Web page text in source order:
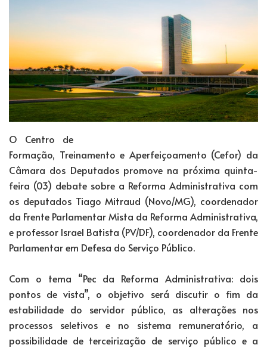
O Centro de
Formação, Treinamento e Aperfeiçoamento (Cefor) da
Câmara dos Deputados promove na próxima quinta-
feira (03) debate sobre a Reforma Administrativa com
os deputados Tiago Mitraud (Novo/MG), coordenador
da Frente Parlamentar Mista da Reforma Administrativa,
e professor Israel Batista (PV/DF), coordenador da Frente
Parlamentar em Defesa do Serviço Público.
Com o tema “Pec da Reforma Administrativa: dois
pontos de vista”, o objetivo será discutir o fim da
estabilidade do servidor público, as alterações nos
processos seletivos e no sistema remuneratório, a
possibilidade de terceirização de serviço público e a